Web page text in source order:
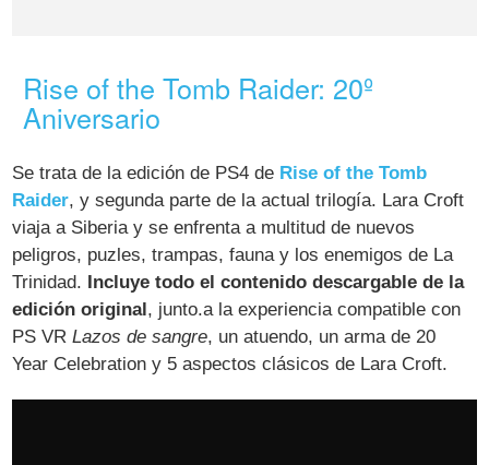
Rise of the Tomb Raider: 20º
Aniversario
Se trata de la edición de PS4 de Rise of the Tomb
Raider, y segunda parte de la actual trilogía. Lara Croft
viaja a Siberia y se enfrenta a multitud de nuevos
peligros, puzles, trampas, fauna y los enemigos de La
Trinidad. Incluye todo el contenido descargable de la
edición original, junto.a la experiencia compatible con
PS VRLazos de sangre, un atuendo, un arma de 20
Year Celebration y 5 aspectos clásicos de Lara Croft.